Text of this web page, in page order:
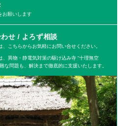
お願いします
せ / よろず相談
、こちらからお気軽にお問い合せください。
、異物・静電気対策の駆け込み寺 “十理無空
な問題も、解決まで徹底的に支援いたします。